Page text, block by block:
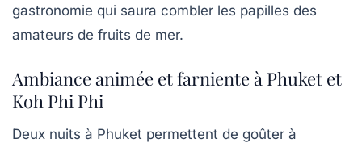
gastronomie qui saura combler les papilles des
amateurs de fruits de mer.
Ambiance animée et farniente à Phuket et
Koh Phi Phi
Deux nuits à Phuket permettent de goûter à